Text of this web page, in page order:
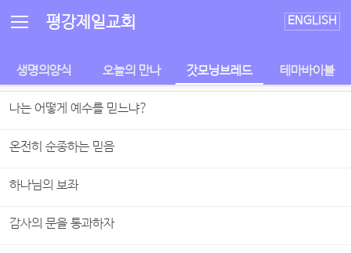
평강제일교회 ENGLISH
생명의양식 오늘의 만나 갓모닝브레드 테마바이블
나는 어떻게 예수를 믿느냐?
온전히 순종하는 믿음
하나님의 보좌
감사의 문을 통과하자